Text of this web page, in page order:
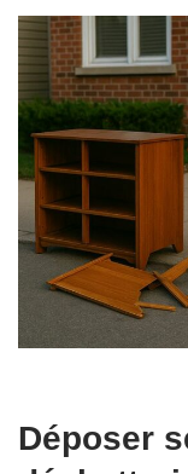
Déposer